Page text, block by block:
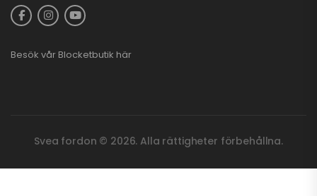
Besök vår Blocketbutik här
Svea fordon © 2026. Alla rättigheter förbehållna.